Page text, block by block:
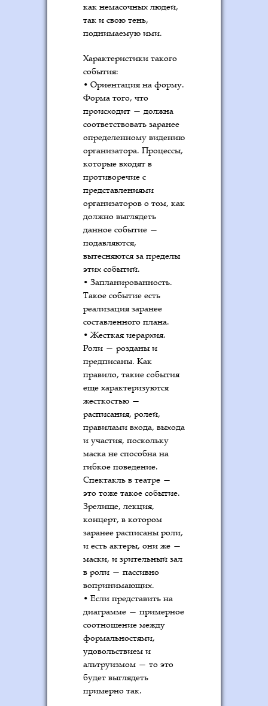
как немасочных людей,
так и свою тень,
поднимаемую ими.
Характеристики такого
события:
• Ориентация на форму.
Форма того, что
происходит — должна
соответствовать заранее
определенному видению
организатора. Процессы,
которые входят в
противоречие с
представлениями
организаторов о том, как
должно выглядеть
данное событие —
подавляются,
вытесняются за пределы
этих событий.
• Запланированность.
Такое событие есть
реализация заранее
составленного плана.
• Жесткая иерархия.
Роли — розданы и
предписаны. Как
правило, такие события
еще характеризуются
жесткостью —
расписания, ролей,
правилами входа, выхода
и участия, поскольку
маска не способна на
гибкое поведение.
Спектакль в театре —
это тоже такое событие.
Зрелище, лекция,
концерт, в котором
заранее расписаны роли,
и есть актеры, они же —
маски, и зрительный зал
в роли — пассивно
вопринимающих.
• Если представить на
диаграмме — примерное
соотношение между
формальностями,
удовольствием и
альтруизмом — то это
будет выглядеть
примерно так.